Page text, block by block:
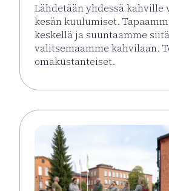
Lähdetään yhdessä kahville
kesän kuulumiset.
keskellä ja suuntaamme
valitsemaamme kahvilaan.
omakustanteiset.